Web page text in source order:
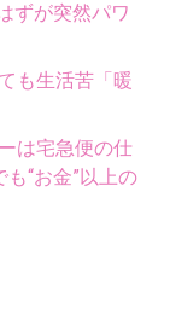
ずが突然パワ
も生活苦「暖
は宅急便の仕
“お金”以上の